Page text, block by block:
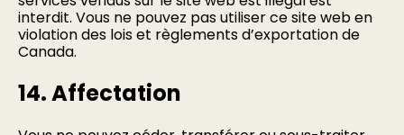
interdit. Vous ne pouvez pas utiliser ce site web en
violation des lois et règlements d’exportation de
Canada.
14. Affectation